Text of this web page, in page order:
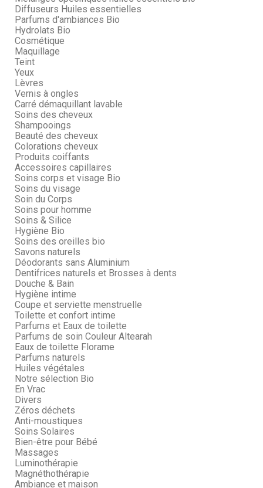
Diffuseurs Huiles essentielles
Parfums d'ambiances Bio
Hydrolats Bio
Cosmétique
Maquillage
Teint
Yeux
Lèvres
Vernis à ongles
Carré démaquillant lavable
Soins des cheveux
Shampooings
Beauté des cheveux
Colorations cheveux
Produits coiffants
Accessoires capillaires
Soins corps et visage Bio
Soins du visage
Soin du Corps
Soins pour homme
Soins & Silice
Hygiène Bio
Soins des oreilles bio
Savons naturels
Déodorants sans Aluminium
Dentifrices naturels et Brosses à dents
Douche & Bain
Hygiène intime
Coupe et serviette menstruelle
Toilette et confort intime
Parfums et Eaux de toilette
Parfums de soin Couleur Altearah
Eaux de toilette Florame
Parfums naturels
Huiles végétales
Notre sélection Bio
En Vrac
Divers
Zéros déchets
Anti-moustiques
Soins Solaires
Bien-être pour Bébé
Massages
Luminothérapie
Magnéthothérapie
Ambiance et maison